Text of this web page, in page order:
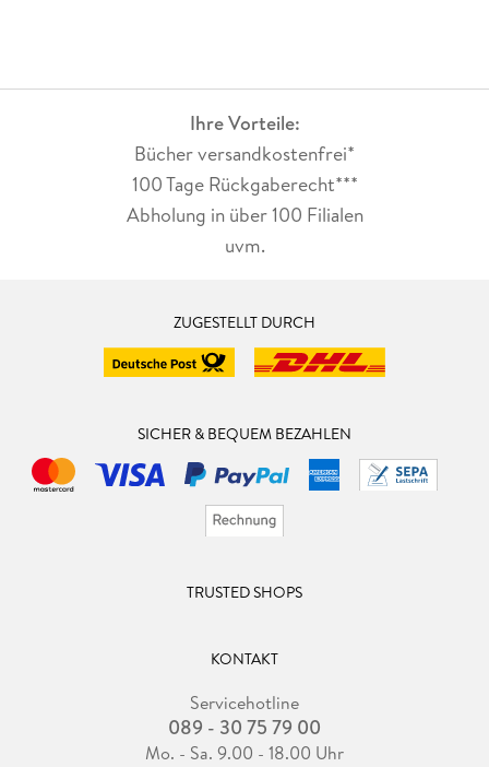
Ihre Vorteile:
Bücher versandkostenfrei*
100 Tage Rückgaberecht***
Abholung in über 100 Filialen
uvm.
ZUGESTELLT DURCH
SICHER & BEQUEM BEZAHLEN
TRUSTED SHOPS
KONTAKT
Servicehotline
089 - 30 75 79 00
Mo. - Sa. 9.00 - 18.00 Uhr